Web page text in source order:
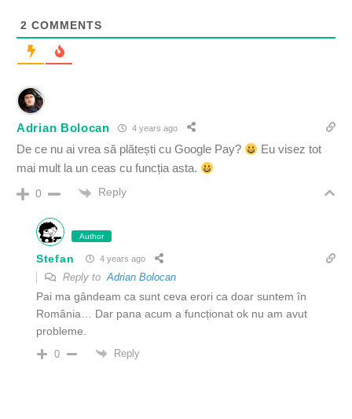
2 COMMENTS
Adrian Bolocan 4 years ago
De ce nu ai vrea să plătești cu Google Pay?
Eu visez tot
mai mult la un ceas cu funcția asta.
0 Reply
Author
Stefan 4 years ago
Reply to Adrian Bolocan
Pai ma gândeam ca sunt ceva erori ca doar suntem în
România… Dar pana acum a funcționat ok nu am avut
probleme.
0 Reply